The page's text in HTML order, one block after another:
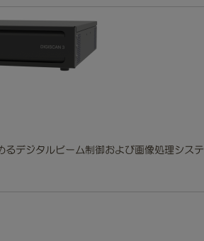
るデジタルビーム制御および画像処理システ